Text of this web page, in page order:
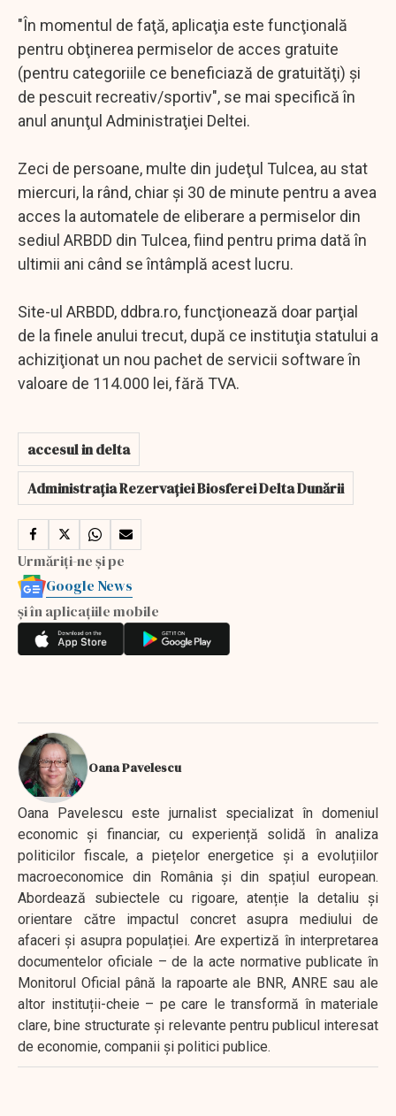
"În momentul de faţă, aplicaţia este funcţională
pentru obţinerea permiselor de acces gratuite
(pentru categoriile ce beneficiază de gratuităţi) şi
de pescuit recreativ/sportiv", se mai specifică în
anul anunţul Administraţiei Deltei.
Zeci de persoane, multe din judeţul Tulcea, au stat
miercuri, la rând, chiar şi 30 de minute pentru a avea
acces la automatele de eliberare a permiselor din
sediul ARBDD din Tulcea, fiind pentru prima dată în
ultimii ani când se întâmplă acest lucru.
Site-ul ARBDD, ddbra.ro, funcţionează doar parţial
de la finele anului trecut, după ce instituţia statului a
achiziţionat un nou pachet de servicii software în
valoare de 114.000 lei, fără TVA.
accesul in delta
Administraţia Rezervaţiei Biosferei Delta Dunării
Urmăriți-ne și pe
Google News
și în aplicațiile mobile
Oana Pavelescu
Oana Pavelescu este jurnalist specializat în domeniul
economic și financiar, cu experiență solidă în analiza
politicilor fiscale, a piețelor energetice și a evoluțiilor
macroeconomice din România și din spațiul european.
Abordează subiectele cu rigoare, atenție la detaliu și
orientare către impactul concret asupra mediului de
afaceri și asupra populației. Are expertiză în interpretarea
documentelor oficiale – de la acte normative publicate în
Monitorul Oficial până la rapoarte ale BNR, ANRE sau ale
altor instituții-cheie – pe care le transformă în materiale
clare, bine structurate și relevante pentru publicul interesat
de economie, companii și politici publice.